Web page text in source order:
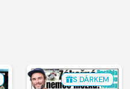
S DÁRKEM